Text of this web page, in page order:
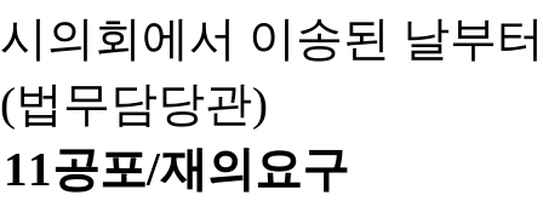
시의회에서 이송된 날부
(법무담당관)
11공포/재의요구